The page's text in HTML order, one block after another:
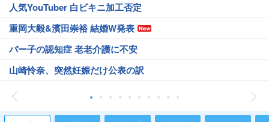
人気YouTuber 白ビキニ加工否定
重岡大毅&濱田崇裕 結婚W発表
パー子の認知症 老老介護に不安
山崎怜奈、突然妊娠だけ公表の訳